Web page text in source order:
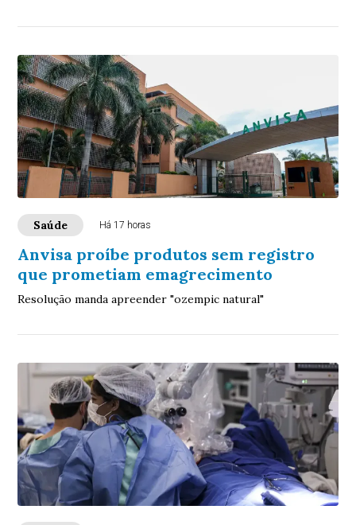
Saúde Há 17 horas
Anvisa proíbe produtos sem registro
que prometiam emagrecimento
Resolução manda apreender "ozempic natural"